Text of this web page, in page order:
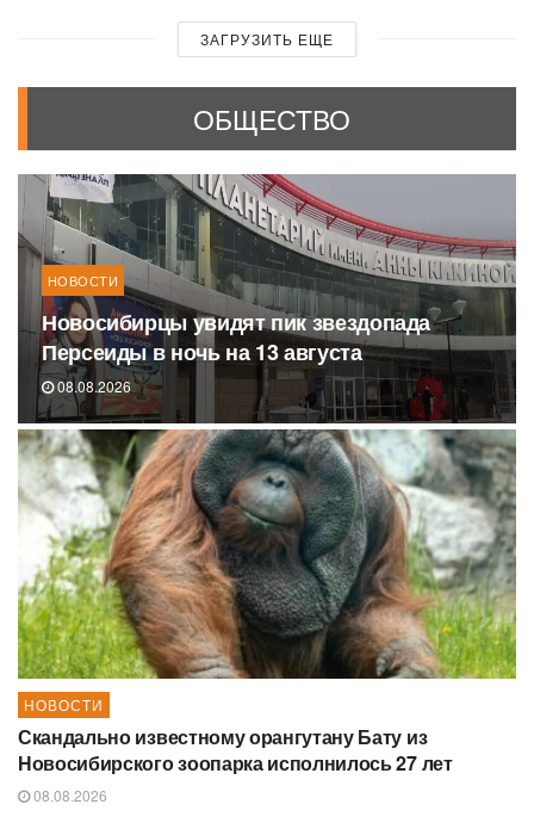
ЗАГРУЗИТЬ ЕЩЕ
ОБЩЕСТВО
НОВОСТИ
Новосибирцы увидят пик звездопада
Персеиды в ночь на 13 августа
08.08.2026
НОВОСТИ
Скандально известному орангутану Бату из
Новосибирского зоопарка исполнилось 27 лет
08.08.2026